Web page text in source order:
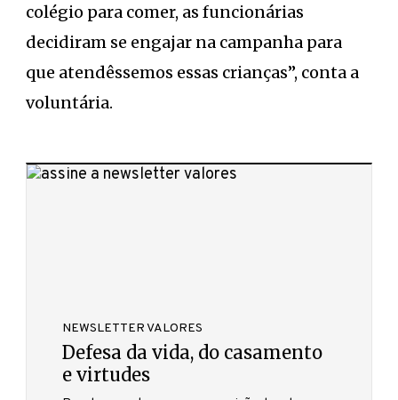
colégio para comer, as funcionárias
decidiram se engajar na campanha para
que atendêssemos essas crianças”, conta a
voluntária.
NEWSLETTER VALORES
Defesa da vida, do casamento
e virtudes